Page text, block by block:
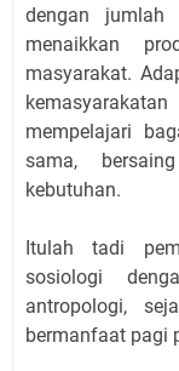
dengan jumlah
menaikkan
masyarakat.
mempelajari
sama,
kebutuhan.
Itulah tadi
sosiologi
antropologi,
bermanfaat pagi